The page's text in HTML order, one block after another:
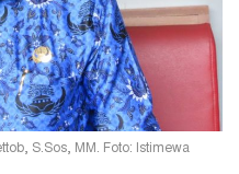
S.Sos, MM. Foto: Istimewa